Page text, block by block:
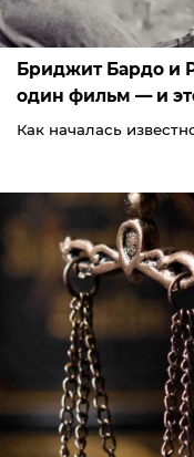
Бриджит Бардо и
один фильм — и
Как началась